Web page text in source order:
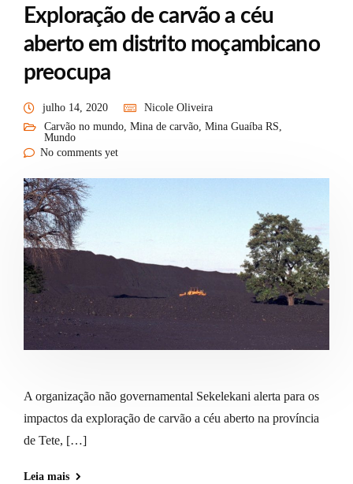
Exploração de carvão a céu
aberto em distrito moçambicano
preocupa
julho 14, 2020
Nicole Oliveira
Carvão no mundo, Mina de carvão, Mina Guaíba RS,
Mundo
No comments yet
A organização não governamental Sekelekani alerta para os
impactos da exploração de carvão a céu aberto na província
de Tete, […]
Leia mais